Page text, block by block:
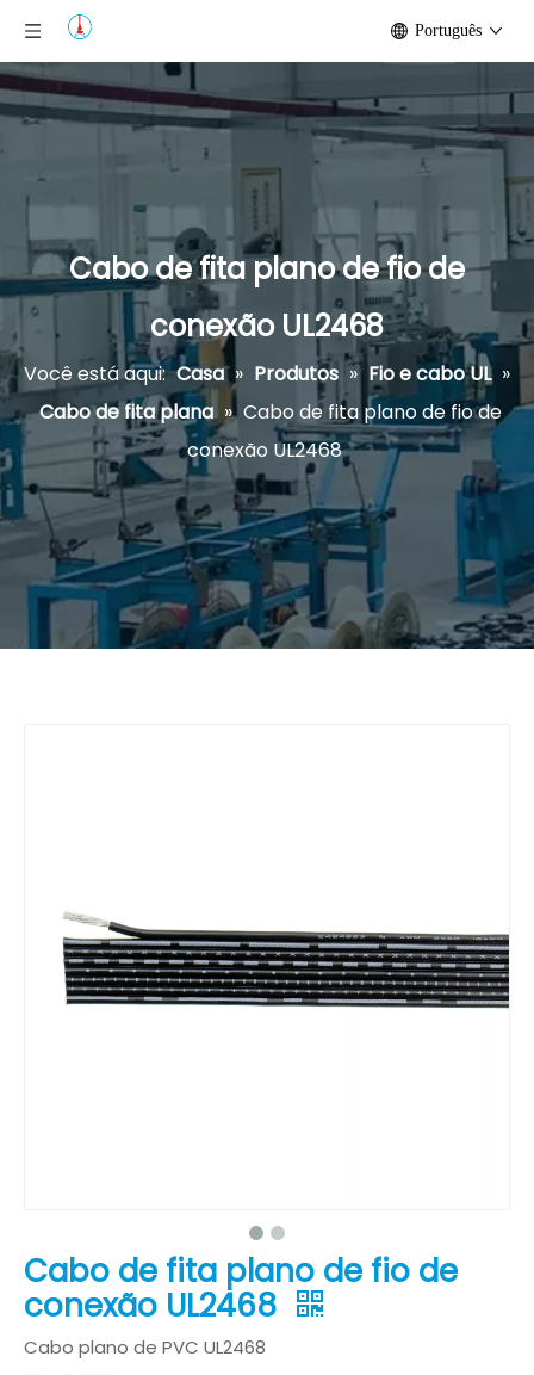
Português
Cabo de fita plano de fio de
conexão UL2468
Você está aqui: Casa » Produtos » Fio e cabo UL »
Cabo de fita plana » Cabo de fita plano de fio de
conexão UL2468
Cabo de fita plano de fio de
conexão UL2468
Cabo plano de PVC UL2468